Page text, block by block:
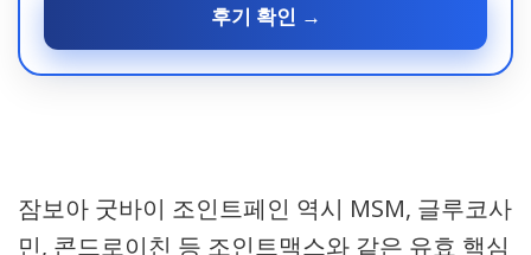
후기 확인 →
잠보아 굿바이 조인트페인 역시 MSM, 글루코사
민, 콘드로이친 등 조인트맥스와 같은 유효 핵심